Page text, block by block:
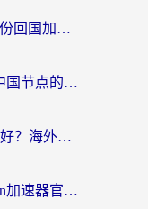
海外华人电视直播总卡顿？这份回国加速器选择指南帮你无缝看国内资源
海外党必看：如何选对带vpn中国节点的加速器？无缝访问国内资源全攻略
ChickCN和Unblock Youku哪个好？海外党亲测4款热门回国加速器，附避坑指南
海外党必看：如何选择靠谱vpn加速器官网？轻松解决国内APP地区限制